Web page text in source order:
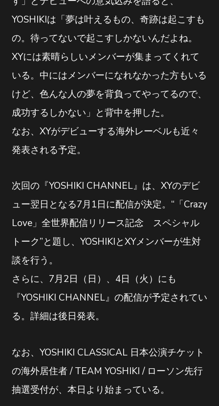
YOSHIKIは「夢は叶えるもの、奇跡は起こすも
の。待ってないで起こすしかないんだよね。
XYには素晴らしいメンバーが集まってくれて
いる。中にはメンバーになれなかった方もいる
けど、色んな人の夢を背負ってやってるので、
成功するしかない」と背中を押した。
なお、XYがデビューする海外レーベルも近々
発表される予定。
次回の『YOSHIKI CHANNEL』は、XYのデビ
ュー翌日となる7月1日に配信が決定。“「Crazy
Love」全世界配信リリース記念 スペシャル
トーク”と題し、YOSHIKIとXYメンバーが生対
談を行う。
さらに、7月2日（日）、4日（火）にも
『YOSHIKI CHANNEL』の配信が予定されてい
る。詳細は後日発表。
なお、YOSHIKI CLASSICAL 日本公演チケット
の海外居住者 / TEAM YOSHIKI / ローソン先行
抽選受付が、本日より始まっている。